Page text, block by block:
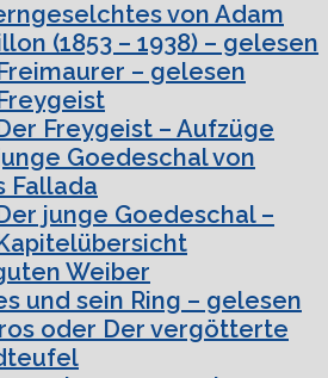
von Adam
(1853 – 1938) – gelesen
– gelesen
Freygeist – Aufzüge
Goedeschal von
Fallada
junge Goedeschal –
Weiber
und sein Ring – gelesen
oder Der vergötterte